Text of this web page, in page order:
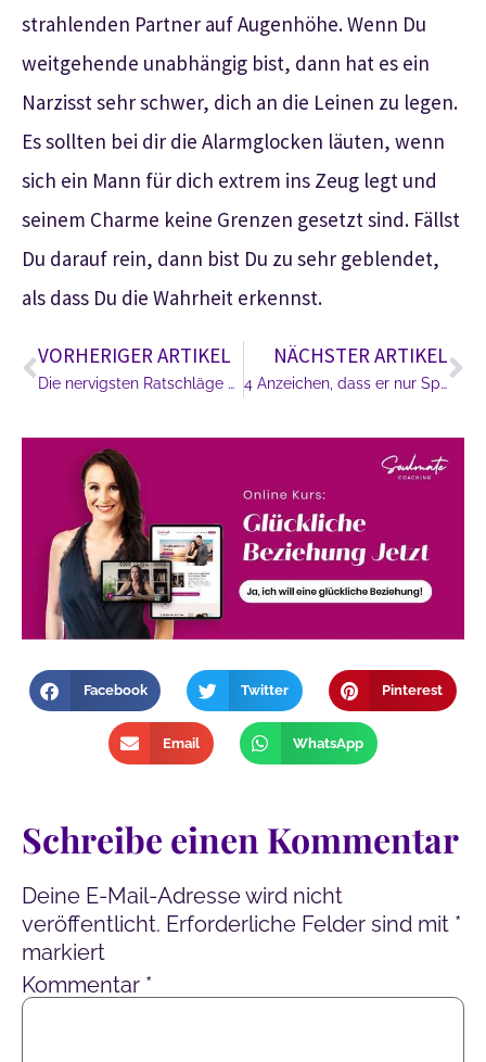
strahlenden Partner auf Augenhöhe. Wenn Du
weitgehende unabhängig bist, dann hat es ein
Narzisst sehr schwer, dich an die Leinen zu legen.
Es sollten bei dir die Alarmglocken läuten, wenn
sich ein Mann für dich extrem ins Zeug legt und
seinem Charme keine Grenzen gesetzt sind. Fällst
Du darauf rein, dann bist Du zu sehr geblendet,
als dass Du die Wahrheit erkennst.
VORHERIGER ARTIKEL
Die nervigsten Ratschläge und Valentinstags-Sprüche für Singles
NÄCHSTER ARTIKEL
4 Anzeichen, dass er nur Spaß will
Facebook Twitter Pinterest
Email WhatsApp
Schreibe einen Kommentar
Deine E-Mail-Adresse wird nicht
veröffentlicht. Erforderliche Felder sind mit *
markiert
Kommentar *